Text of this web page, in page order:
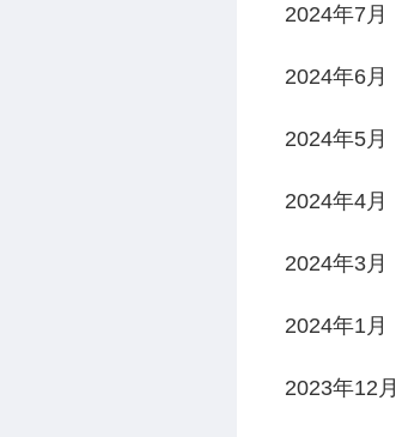
2024年7月
2024年6月
2024年5月
2024年4月
2024年3月
2024年1月
2023年12月